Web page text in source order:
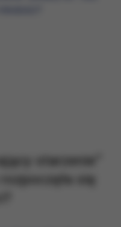
starzenie”
się